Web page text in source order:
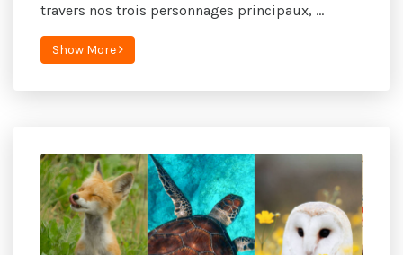
travers nos trois personnages principaux, ...
Show More